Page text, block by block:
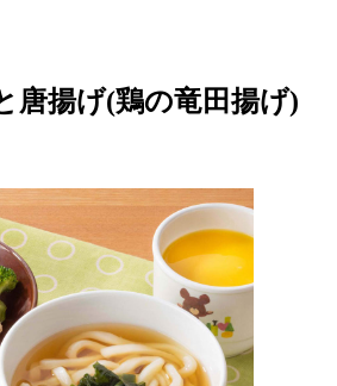
唐揚げ(鶏の竜田揚げ)